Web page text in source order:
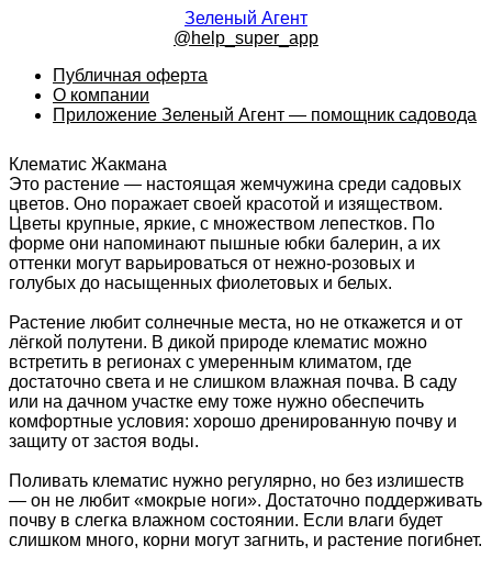
Зеленый Агент
@help_super_app
Публичная оферта
О компании
Приложение Зеленый Агент — помощник садовода
Клематис Жакмана
Это растение — настоящая жемчужина среди садовых
цветов. Оно поражает своей красотой и изяществом.
Цветы крупные, яркие, с множеством лепестков. По
форме они напоминают пышные юбки балерин, а их
оттенки могут варьироваться от нежно-розовых и
голубых до насыщенных фиолетовых и белых.
Растение любит солнечные места, но не откажется и от
лёгкой полутени. В дикой природе клематис можно
встретить в регионах с умеренным климатом, где
достаточно света и не слишком влажная почва. В саду
или на дачном участке ему тоже нужно обеспечить
комфортные условия: хорошо дренированную почву и
защиту от застоя воды.
Поливать клематис нужно регулярно, но без излишеств
— он не любит «мокрые ноги». Достаточно поддерживать
почву в слегка влажном состоянии. Если влаги будет
слишком много, корни могут загнить, и растение погибнет.